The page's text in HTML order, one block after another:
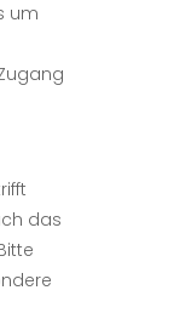
um
das